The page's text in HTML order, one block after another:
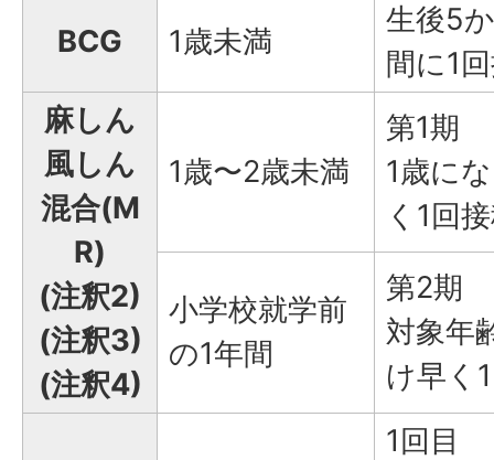
BCG 1歳未満
生後5
間に1
麻しん
風しん
混合(M
R)
(注釈2)
(注釈3)
(注釈4)
1歳〜2歳未満
第1期
1歳に
く1回
小学校就学前
の1年間
第2期
対象年
け早く
1回目